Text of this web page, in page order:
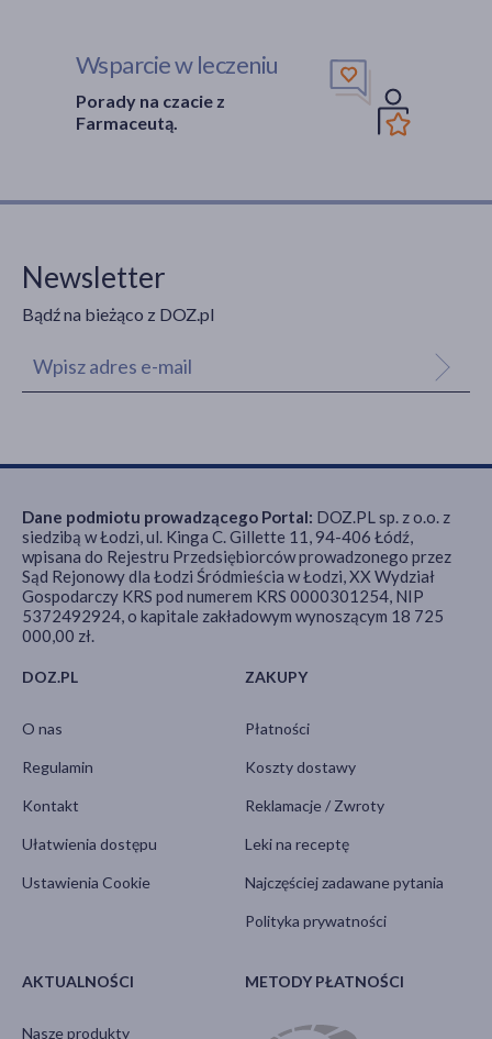
Wsparcie w leczeniu
Porady na czacie z
Farmaceutą.
Newsletter
Bądź na bieżąco z DOZ.pl
DOZ.PL
O nas
Regulamin
Kontakt
Ułatwienia dostępu
Ustawienia Cookie
ZAKUPY
Płatności
Koszty dostawy
Reklamacje / Zwroty
Leki na receptę
Najczęściej zadawane pytania
Polityka prywatności
AKTUALNOŚCI
Nasze produkty
METODY PŁATNOŚCI
Dane podmiotu prowadzącego Portal: DOZ.PL sp. z o.o. z
siedzibą w Łodzi, ul. Kinga C. Gillette 11, 94-406 Łódź,
wpisana do Rejestru Przedsiębiorców prowadzonego przez
Sąd Rejonowy dla Łodzi Śródmieścia w Łodzi, XX Wydział
Gospodarczy KRS pod numerem KRS 0000301254, NIP
5372492924, o kapitale zakładowym wynoszącym 18 725
000,00 zł.